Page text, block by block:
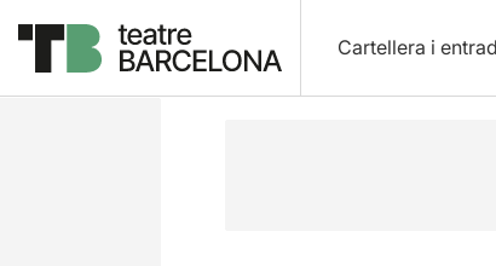
Cartellera i